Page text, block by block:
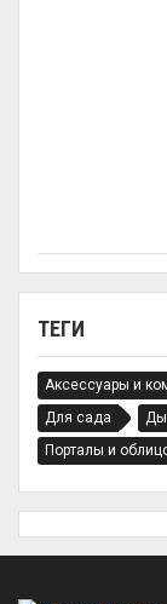
ТЕГИ
Аксессуары и
Для сада
Порталы и